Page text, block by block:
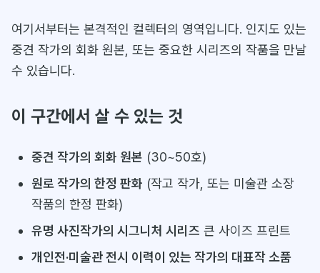
여기서부터는 본격적인 컬렉터의 영역입니다. 인지도 있는
중견 작가의 회화 원본, 또는 중요한 시리즈의 작품을 만날
수 있습니다.
이 구간에서 살 수 있는 것
중견 작가의 회화 원본 (30~50호)
원로 작가의 한정 판화 (작고 작가, 또는 미술관 소장
작품의 한정 판화)
유명 사진작가의 시그니처 시리즈 큰 사이즈 프린트
개인전·미술관 전시 이력이 있는 작가의 대표작 소품